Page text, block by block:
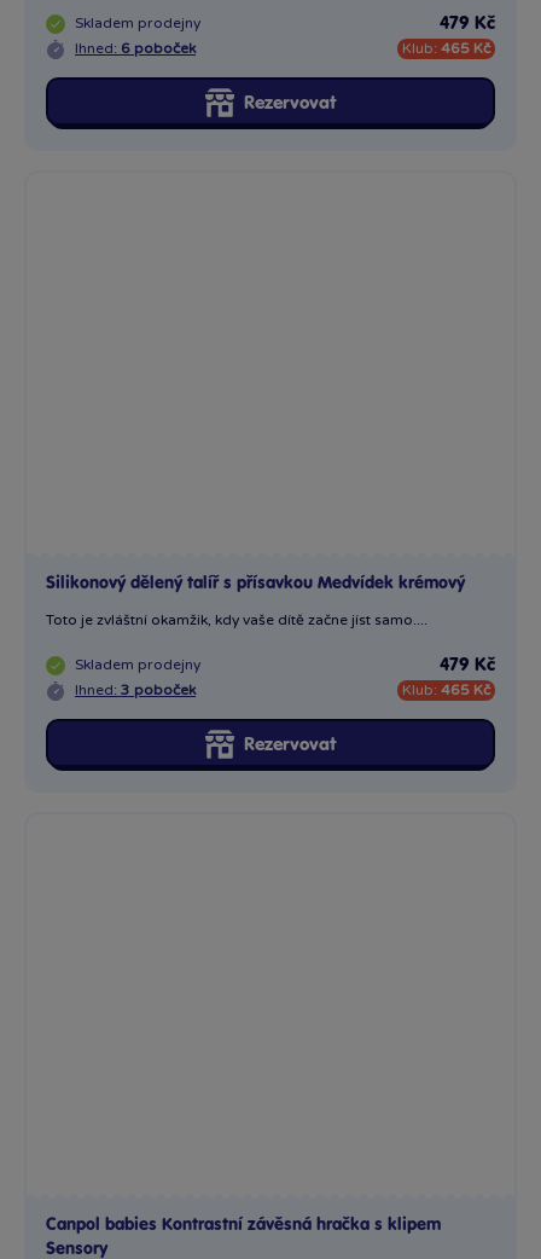
Skladem prodejny
Ihned: 6 poboček
479 Kč
Klub: 465 Kč
Rezervovat
Silikonový dělený talíř s přísavkou Medvídek krémový
Toto je zvláštní okamžik, kdy vaše dítě začne jíst samo....
Skladem prodejny
Ihned: 3 poboček
479 Kč
Klub: 465 Kč
Rezervovat
Canpol babies Kontrastní závěsná hračka s klipem
Sensory